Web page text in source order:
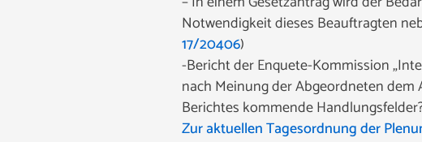
Notwendigkeit dieses Beauftragten
17/20406)
-Bericht der Enquete-Kommission
nach Meinung der Abgeordneten
Berichtes kommende
Zur aktuellen Tagesordnung der